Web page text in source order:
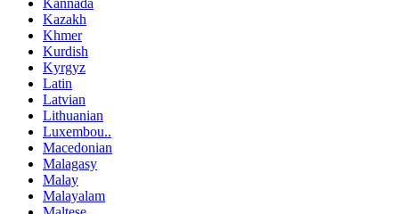
Kazakh
Khmer
Kurdish
Kyrgyz
Latin
Latvian
Lithuanian
Luxembou..
Macedonian
Malagasy
Malay
Malayalam